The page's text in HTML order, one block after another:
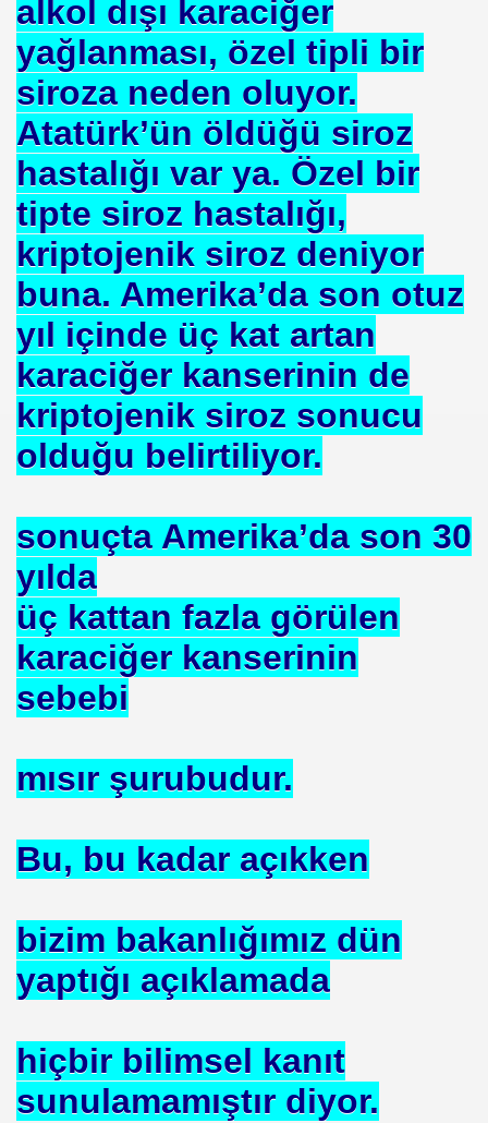
alkol dışı karaciğer
yağlanması, özel tipli bir
siroza neden oluyor.
Atatürk’ün öldüğü siroz
hastalığı var ya. Özel bir
tipte siroz hastalığı,
kriptojenik siroz deniyor
buna. Amerika’da son otuz
yıl içinde üç kat artan
karaciğer kanserinin de
kriptojenik siroz sonucu
olduğu belirtiliyor.
sonuçta Amerika’da son 30
yılda
üç kattan fazla görülen
karaciğer kanserinin
sebebi
mısır şurubudur.
Bu, bu kadar açıkken
bizim bakanlığımız dün
yaptığı açıklamada
hiçbir bilimsel kanıt
sunulamamıştır diyor.
YAPAR
YÖNETENLER
UNUT
EV HANIMIMI
DEĞİL
KALDIRAN HZ MUHAMMEDİN SÜNNETI
SIĞINIRIM
Başak ERSEN